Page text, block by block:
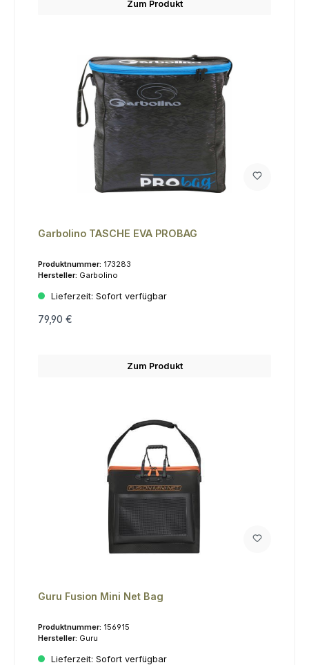
Zum Produkt
Garbolino TASCHE EVA PROBAG
Produktnummer: 173283
Hersteller: Garbolino
Lieferzeit: Sofort verfügbar
79,90 €
Zum Produkt
Guru Fusion Mini Net Bag
Produktnummer: 156915
Hersteller: Guru
Lieferzeit: Sofort verfügbar